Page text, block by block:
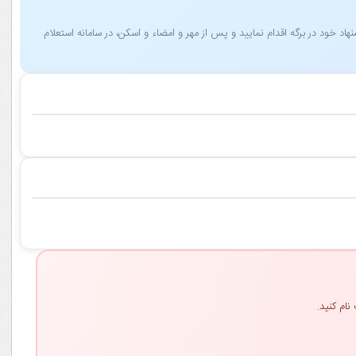
در برگه اقدام نمایید و پس از مهر و امضاء و اسکن، در سامانه استعلام
کنید.